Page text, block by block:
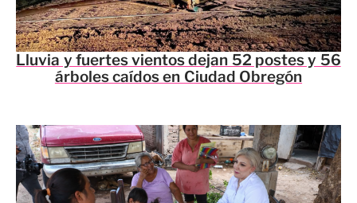
Lluvia y fuertes vientos dejan 52 postes y 56
árboles caídos en Ciudad Obregón